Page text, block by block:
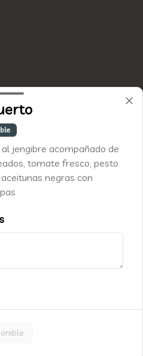
jengibre acompañado de
tomate fresco, pesto
negras con